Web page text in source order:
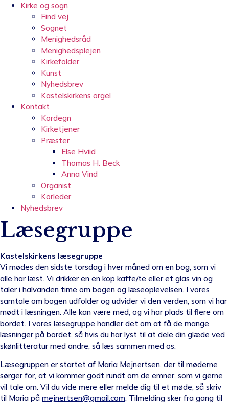
Kirke og sogn
Find vej
Sognet
Menighedsråd
Menighedsplejen
Kirkefolder
Kunst
Nyhedsbrev
Kastelskirkens orgel
Kontakt
Kordegn
Kirketjener
Præster
Else Hviid
Thomas H. Beck
Anna Vind
Organist
Korleder
Nyhedsbrev
Læsegruppe
Kastelskirkens læsegruppe
Vi mødes den sidste torsdag i hver måned om en bog, som vi
alle har læst. Vi drikker en en kop kaffe/te eller et glas vin og
taler i halvanden time om bogen og læseoplevelsen. I vores
samtale om bogen udfolder og udvider vi den verden, som vi har
mødt i læsningen. Alle kan være med, og vi har plads til flere om
bordet. I vores læsegruppe handler det om at få de mange
læsninger på bordet, så hvis du har lyst til at dele din glæde ved
skønlitteratur med andre, så læs sammen med os.
Læsegruppen er startet af Maria Mejnertsen, der til møderne
sørger for, at vi kommer godt rundt om de emner, som vi gerne
vil tale om. Vil du vide mere eller melde dig til et møde, så skriv
til Maria på mejnertsen@gmail.com. Tilmelding sker fra gang til